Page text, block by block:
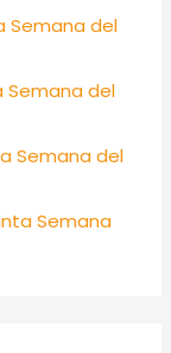
Semana del
Semana del
Semana del
Semana